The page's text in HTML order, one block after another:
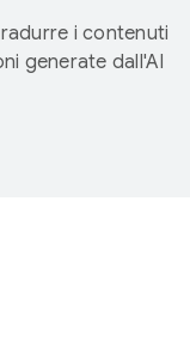
i contenuti
generate dall'AI